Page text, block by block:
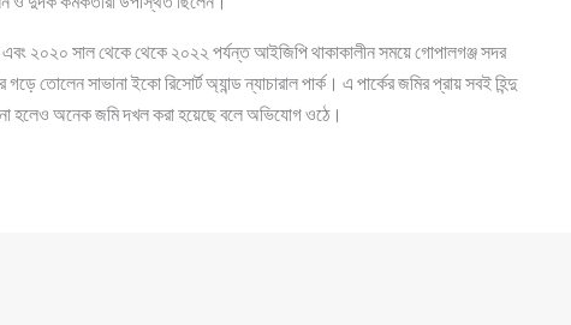
২০২০ সাল থেকে থেকে ২০২২ পর্যন্ত আইজিপি থাকাকালীন সময়ে গোপালগঞ্জ সদর
তোলেন সাভানা ইকো রিসোর্ট অ্যান্ড ন্যাচারাল পার্ক। এ পার্কের জমির প্রায় সবই হিন্দু
হলেও অনেক জমি দখল করা হয়েছে বলে অভিযোগ ওঠে।